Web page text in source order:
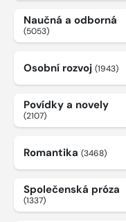
Naučná a odborná
(5053)
Osobní rozvoj (1943)
Povídky a novely
(2107)
Romantika (3468)
Společenská próza
(1337)